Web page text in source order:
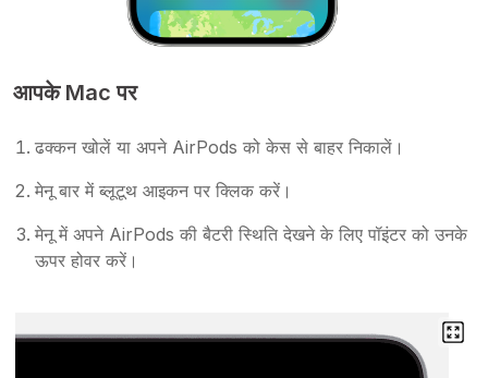
आपके Mac पर
ढक्कन खोलें या अपने AirPods को केस से बाहर निकालें।
मेनू बार में ब्लूटूथ आइकन पर क्लिक करें।
मेनू में अपने AirPods की बैटरी स्थिति देखने के लिए पॉइंटर को उनके
ऊपर होवर करें।